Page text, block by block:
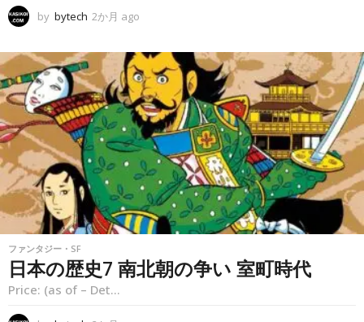
by bytech 2か月 ago
a
g
o
ファンタジー・SF
日本の歴史7 南北朝の争い 室町時代
Price: (as of – Det...